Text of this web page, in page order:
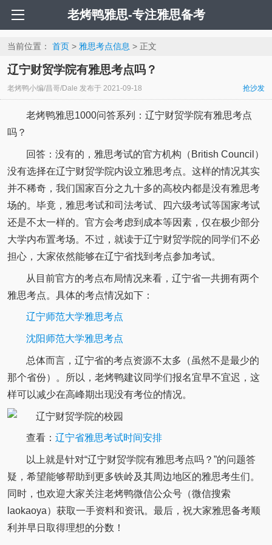
老烤鸭雅思-专注雅思备考
当前位置： 首页> 雅思考点信息 > 正文
辽宁财贸学院有雅思考点吗？
老烤鸭小编/昌哥/Dale 发布于 2021-09-18 抢沙发
老烤鸭雅思1000问答系列：辽宁财贸学院有雅思考点
吗？
回答：没有的，雅思考试的官方机构（British Council）
没有选择在辽宁财贸学院内设立雅思考点。这样的情况其实
并不稀奇，我们国家百分之九十多的高校内都是没有雅思考
场的。毕竟，雅思考试和司法考试、四六级考试等国家考试
还是不太一样的。官方会考虑到成本等因素，仅在极少部分
大学内布置考场。不过，就读于辽宁财贸学院的同学们不必
担心，大家依然能够在辽宁省找到考点参加考试。
从目前官方的考点布局情况来看，辽宁省一共拥有两个
雅思考点。具体的考点情况如下：
辽宁师范大学雅思考点
沈阳师范大学雅思考点
总体而言，辽宁省的考点资源不太多（虽然不是最少的
那个省份）。所以，老烤鸭建议同学们报名宜早不宜迟，这
样可以减少在高峰期出现没有考位的情况。
查看： 辽宁省雅思考试时间安排
以上就是针对“辽宁财贸学院有雅思考点吗？”的问题答
疑，希望能够帮助到更多铁岭及其周边地区的雅思考生们。
同时，也欢迎大家关注老烤鸭微信公众号（微信搜索
laokaoya）获取一手资料和资讯。最后，祝大家雅思备考顺
利并早日取得理想的分数！